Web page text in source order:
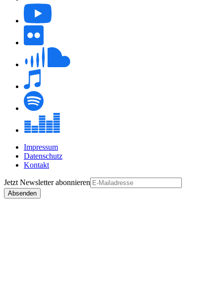
Impressum
Datenschutz
Kontakt
Jetzt Newsletterabonnieren
Absenden